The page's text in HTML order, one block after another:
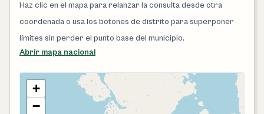
Haz clic en el mapa para relanzar la consulta desde otra
coordenada o usa los botones de distrito para superponer
límites sin perder el punto base del municipio.
Abrir mapa nacional
+
−